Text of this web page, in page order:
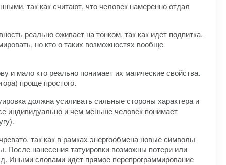
так как считают, что человек намеренно отдал
реально оживает на тонком, так как идет подпитка.
но кто о таких возможностях вообще
и мало кто реально понимает их магические свойства.
проще простого.
должна усиливать сильные стороны характера и
индивидуально и чем меньше человек понимает
так как в рамках энергообмена новые символы
После нанесения татуировки возможны потери или
Иными словами идет прямое перепрограммирование